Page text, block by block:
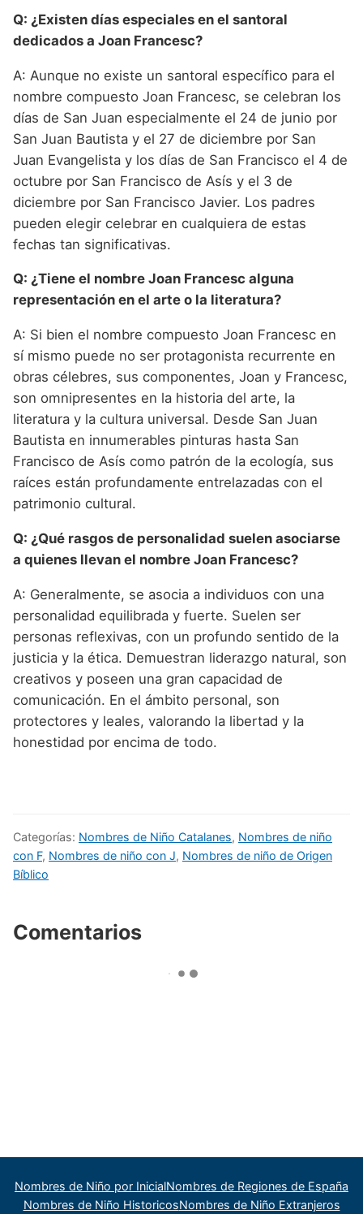
Q: ¿Existen días especiales en el santoral
dedicados a Joan Francesc?
A: Aunque no existe un santoral específico para el
nombre compuesto Joan Francesc, se celebran los
días de San Juan especialmente el 24 de junio por
San Juan Bautista y el 27 de diciembre por San
Juan Evangelista y los días de San Francisco el 4 de
octubre por San Francisco de Asís y el 3 de
diciembre por San Francisco Javier. Los padres
pueden elegir celebrar en cualquiera de estas
fechas tan significativas.
Q: ¿Tiene el nombre Joan Francesc alguna
representación en el arte o la literatura?
A: Si bien el nombre compuesto Joan Francesc en
sí mismo puede no ser protagonista recurrente en
obras célebres, sus componentes, Joan y Francesc,
son omnipresentes en la historia del arte, la
literatura y la cultura universal. Desde San Juan
Bautista en innumerables pinturas hasta San
Francisco de Asís como patrón de la ecología, sus
raíces están profundamente entrelazadas con el
patrimonio cultural.
Q: ¿Qué rasgos de personalidad suelen asociarse
a quienes llevan el nombre Joan Francesc?
A: Generalmente, se asocia a individuos con una
personalidad equilibrada y fuerte. Suelen ser
personas reflexivas, con un profundo sentido de la
justicia y la ética. Demuestran liderazgo natural, son
creativos y poseen una gran capacidad de
comunicación. En el ámbito personal, son
protectores y leales, valorando la libertad y la
honestidad por encima de todo.
Categorías: Nombres de Niño Catalanes, Nombres de niño
con F, Nombres de niño con J, Nombres de niño de Origen
Bíblico
Comentarios
Nombres de Niño por InicialNombres de Regiones de España
Nombres de Niño HistoricosNombres de Niño Extranjeros